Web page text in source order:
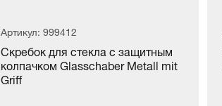
Артикул: 999412
Скребок для стекла с защитным
колпачком Glasschaber Metall mit
Griff